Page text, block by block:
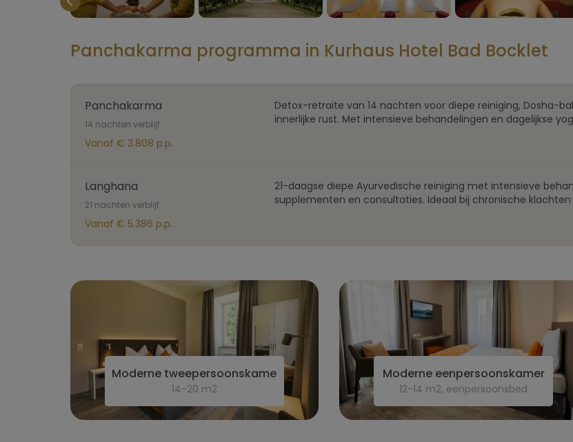
Panchakarma programma in Kurhaus Hotel Bad Bocklet
Panchakarma
14 nachten verblijf
Vanaf € 3.808 p.p.
Detox-retraite van 14 nachten voor diepe reiniging, Dosha-
innerlijke rust. Met intensieve behandelingen en dagelijkse
Langhana
21 nachten verblijf
Vanaf € 5.386 p.p.
21-daagse diepe Ayurvedische reiniging met intensieve
supplementen en consultaties. Ideaal bij chronische
Moderne tweepersoonskamer
14-20 m2
Moderne eenpersoonskamer
12-14 m2, eenpersoonsbed